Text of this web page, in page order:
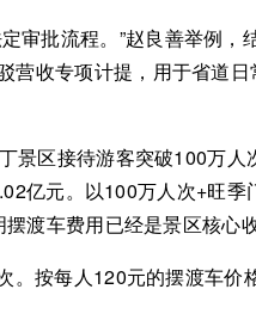
审批流程。”赵良善举例，
营收专项计提，用于省道
景区接待游客突破100万人
亿元。以100万人次+旺季
渡车费用已经是景区核心
按每人120元的摆渡车价